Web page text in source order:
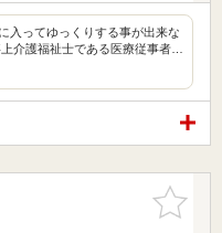
入ってゆっくりする事が出来な
介護福祉士である医療従事者…
お気に入
りに追加